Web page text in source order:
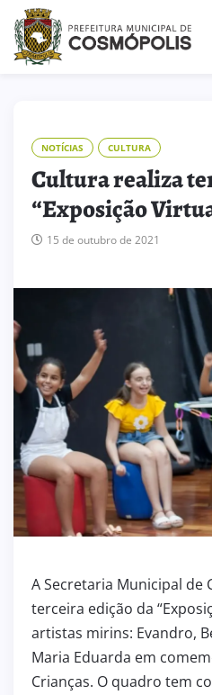
NOTÍCIAS CULTURA
Cultura realiza
“Exposição
15 de outubro de 2021
A Secretaria Municipal de
terceira edição da
artistas mirins: Evandro,
Maria Eduarda em
Crianças. O quadro tem